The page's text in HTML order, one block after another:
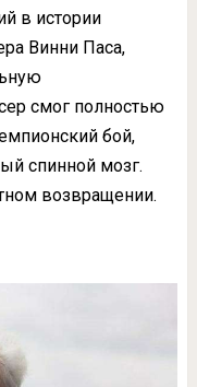
в истории
Винни Паса,
смог полностью
бой,
спинной мозг.
возвращении.